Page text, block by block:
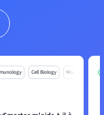
Cell Biology Mo